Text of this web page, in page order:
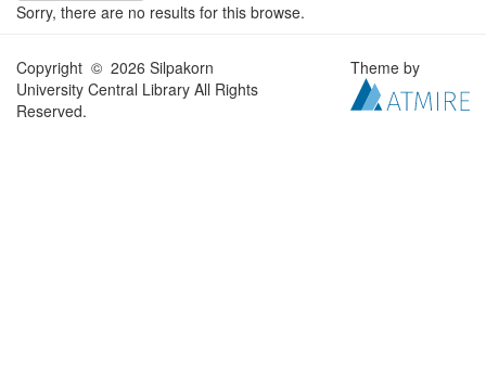
Sorry, there are no results for this browse.
Copyright © 2026 Silpakorn
University Central Library All Rights
Reserved.
Theme by